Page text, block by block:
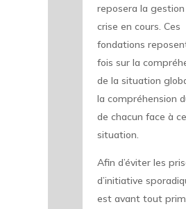
reposera la gestion
crise en cours. Ces
fondations
fois sur la
de la situation
la compréhension
de chacun face à
situation.
Afin d’éviter les
d’initiative
est avant tout